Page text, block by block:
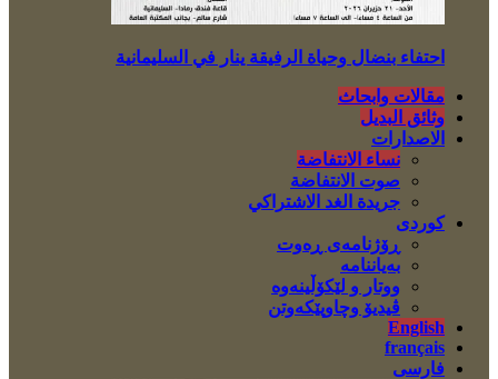
احتفاء بنضال وحياة الرفيقة ينار في السليمانية
مقالات وابحاث
وثائق البديل
الاصدارات
نساء الانتفاضة
صوت الانتفاضة
جريدة الغد الاشتراكي
کوردی
ڕۆژنامەی ڕەوت
بەیاننامە
ووتار و لێکۆڵینەوە
ڤیدیۆ وچاوپێکەوتن
English
français
فارسی